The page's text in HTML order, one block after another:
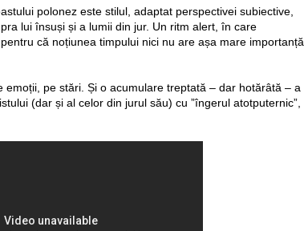
polonez este stilul, adaptat perspectivei subiective,
lui însuși și a lumii din jur. Un ritm alert, în care
că noțiunea timpului nici nu are așa mare importanță
emoții, pe stări. Și o acumulare treptată – dar hotărâtă – a
(dar și al celor din jurul său) cu ”îngerul atotputernic”,